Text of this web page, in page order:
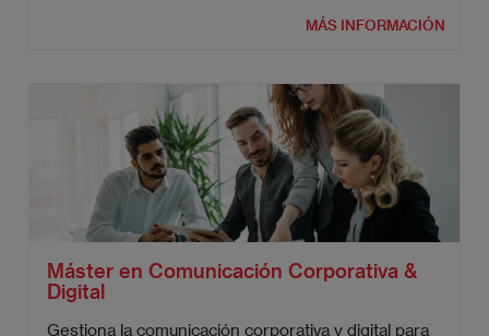
MÁS INFORMACIÓN
Máster en Comunicación Corporativa &
Digital
Gestiona la comunicación corporativa y digital para